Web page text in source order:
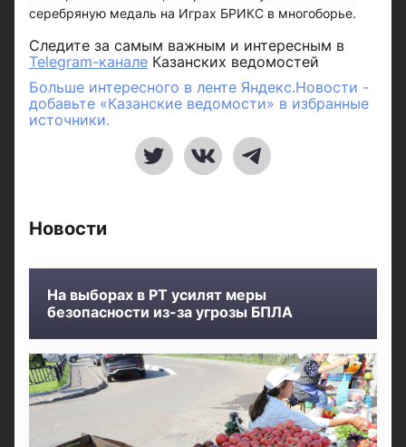
серебряную медаль на Играх БРИКС в многоборье.
Следите за самым важным и интересным в
Telegram-канале Казанских ведомостей
Больше интересного в ленте Яндекс.Новости -
добавьте «Казанские ведомости» в избранные
источники.
Новости
На выборах в РТ усилят меры
безопасности из-за угрозы БПЛА